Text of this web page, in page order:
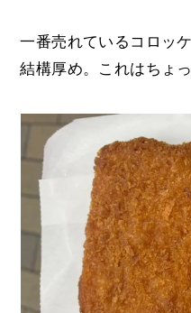
一番売れているコロッ
結構厚め。これはちょ